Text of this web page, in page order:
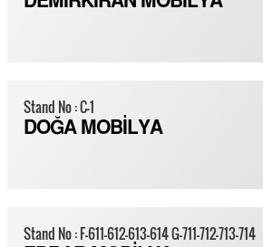
Stand No : C-1
DOĞA MOBİLYA
Stand No : F-611-612-613-614 G-711-712-713-714